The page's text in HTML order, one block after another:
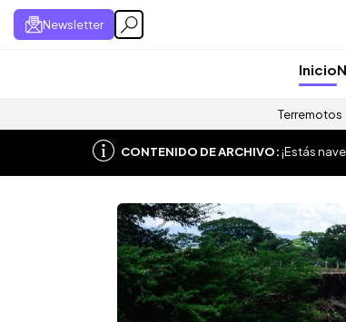
Newsletter
Inicio
Terremotos
CONTENIDO DE ARCHIVO:¡Estás